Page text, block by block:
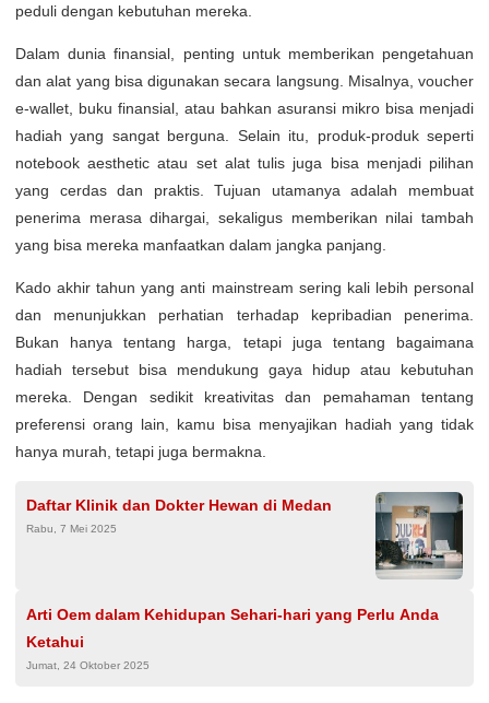
peduli dengan kebutuhan mereka.
Dalam dunia finansial, penting untuk memberikan pengetahuan
dan alat yang bisa digunakan secara langsung. Misalnya, voucher
e-wallet, buku finansial, atau bahkan asuransi mikro bisa menjadi
hadiah yang sangat berguna. Selain itu, produk-produk seperti
notebook aesthetic atau set alat tulis juga bisa menjadi pilihan
yang cerdas dan praktis. Tujuan utamanya adalah membuat
penerima merasa dihargai, sekaligus memberikan nilai tambah
yang bisa mereka manfaatkan dalam jangka panjang.
Kado akhir tahun yang anti mainstream sering kali lebih personal
dan menunjukkan perhatian terhadap kepribadian penerima.
Bukan hanya tentang harga, tetapi juga tentang bagaimana
hadiah tersebut bisa mendukung gaya hidup atau kebutuhan
mereka. Dengan sedikit kreativitas dan pemahaman tentang
preferensi orang lain, kamu bisa menyajikan hadiah yang tidak
hanya murah, tetapi juga bermakna.
Daftar Klinik dan Dokter Hewan di Medan
Rabu, 7 Mei 2025
Arti Oem dalam Kehidupan Sehari-hari yang Perlu Anda
Ketahui
Jumat, 24 Oktober 2025